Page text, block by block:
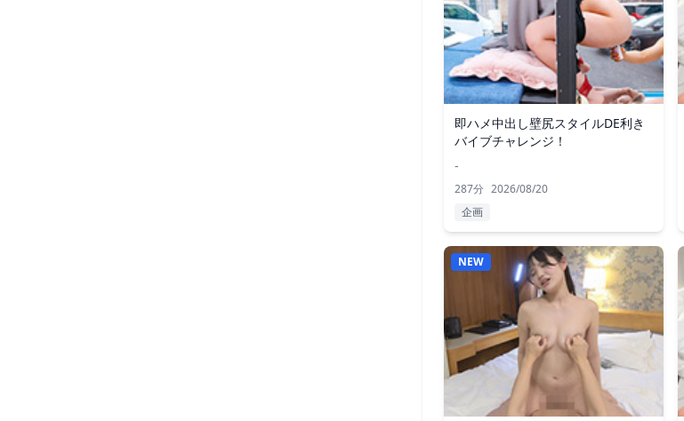
即ハメ中出し壁尻スタイルDE利き
バイブチャレンジ！
-
287分 2026/08/20
企画
NEW